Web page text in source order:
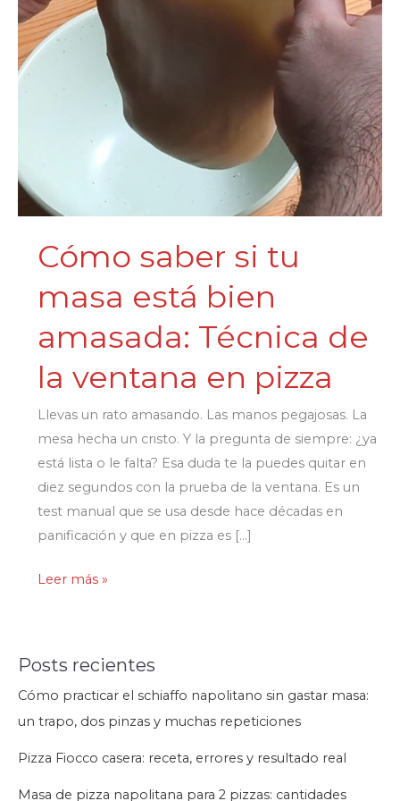
Cómo saber si tu
masa está bien
amasada: Técnica de
la ventana en pizza
Llevas un rato amasando. Las manos pegajosas. La
mesa hecha un cristo. Y la pregunta de siempre: ¿ya
está lista o le falta? Esa duda te la puedes quitar en
diez segundos con la prueba de la ventana. Es un
test manual que se usa desde hace décadas en
panificación y que en pizza es […]
Cómo
masa
está
bien
de
Leer más »
Posts recientes
Cómo practicar el schiaffo napolitano sin gastar masa:
un trapo, dos pinzas y muchas repeticiones
Pizza Fiocco casera: receta, errores y resultado real
Masa de pizza napolitana para 2 pizzas: cantidades